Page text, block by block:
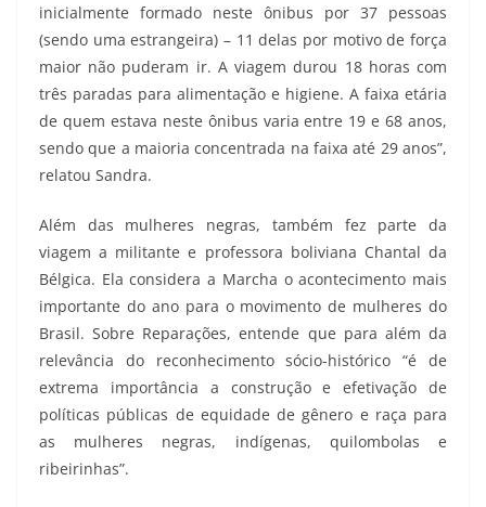
inicialmente formado neste ônibus por 37 pessoas
(sendo uma estrangeira) – 11 delas por motivo de força
maior não puderam ir. A viagem durou 18 horas com
três paradas para alimentação e higiene. A faixa etária
de quem estava neste ônibus varia entre 19 e 68 anos,
sendo que a maioria concentrada na faixa até 29 anos”,
relatou Sandra.
Além das mulheres negras, também fez parte da
viagem a militante e professora boliviana Chantal da
Bélgica. Ela considera a Marcha o acontecimento mais
importante do ano para o movimento de mulheres do
Brasil. Sobre Reparações, entende que para além da
relevância do reconhecimento sócio-histórico “é de
extrema importância a construção e efetivação de
políticas públicas de equidade de gênero e raça para
as mulheres negras, indígenas, quilombolas e
ribeirinhas”.